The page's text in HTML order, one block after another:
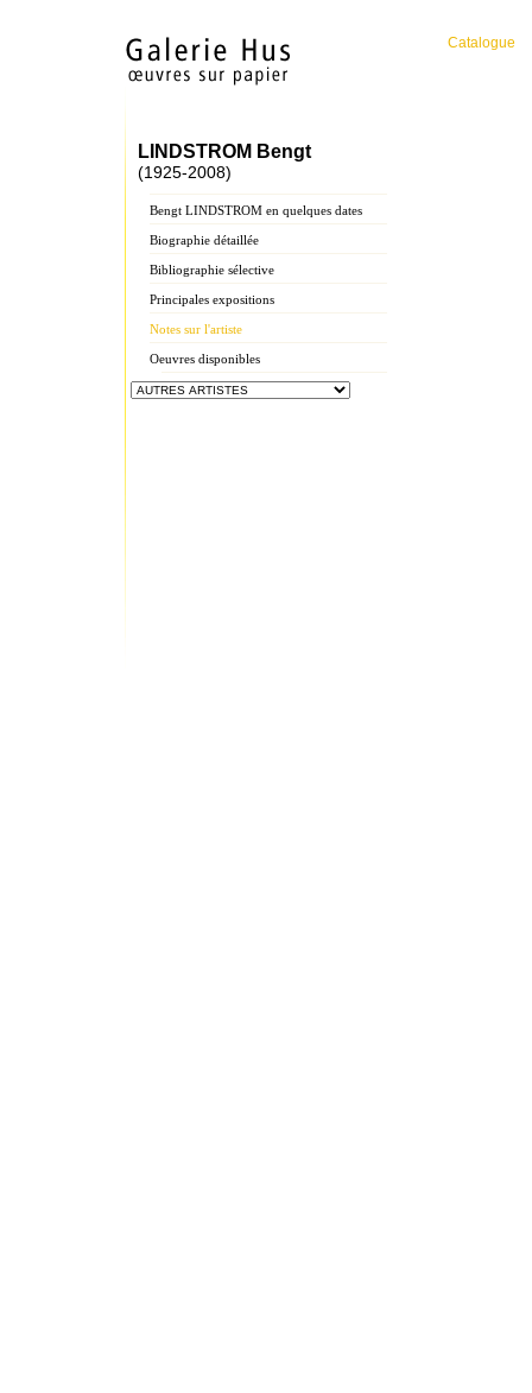
Catalogue
LINDSTROM Bengt
(1925-2008)
Bengt LINDSTROM en quelques dates
Biographie détaillée
Bibliographie sélective
Principales expositions
Notes sur l'artiste
Oeuvres disponibles